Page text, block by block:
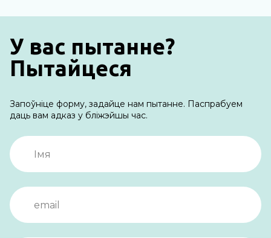
У вас пытанне?
Пытайцеся
Запоўніце форму, задайце нам пытанне. Паспрабуем
даць вам адказ у бліжэйшы час.